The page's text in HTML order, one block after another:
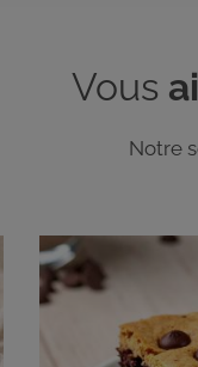
Vous
Notre